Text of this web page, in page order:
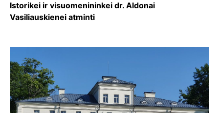
Istorikei ir visuomenininkei dr. Aldonai
Vasiliauskienei atminti